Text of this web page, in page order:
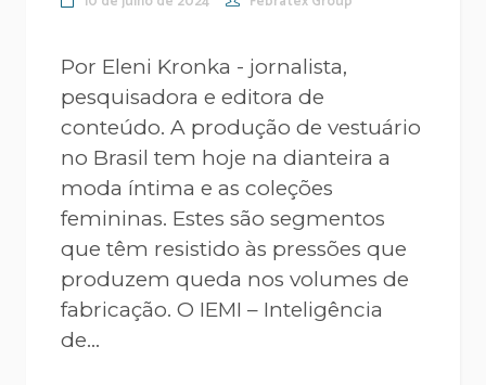
Por Eleni Kronka - jornalista,
pesquisadora e editora de
conteúdo. A produção de vestuário
no Brasil tem hoje na dianteira a
moda íntima e as coleções
femininas. Estes são segmentos
que têm resistido às pressões que
produzem queda nos volumes de
fabricação. O IEMI – Inteligência
de...